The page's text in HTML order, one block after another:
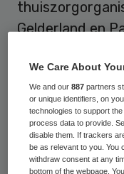
Gelderland en
verbeteren.
een
De instellingen
Zorggroep
Kalorama,
We Care About
We and our887 partners
or unique identifiers, on
technologies to support
process data to provide.
disable them. If trackers
be as relevant to you. You
withdraw consent at any
bottom of the webpage.